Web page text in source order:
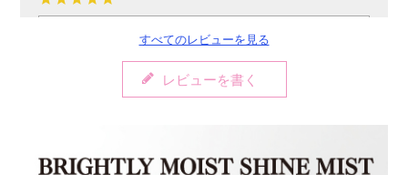
振らずに使えます。お風呂上がりに手軽に使え
るので何度も購入しています。
りん 購入者
すべてのレビューを見る
レビューを書く